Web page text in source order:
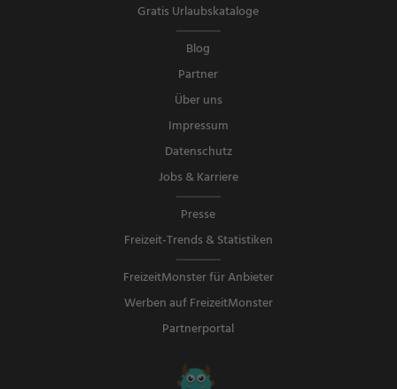
Gratis Urlaubskataloge
Blog
Partner
Über uns
Impressum
Datenschutz
Jobs & Karriere
Presse
Freizeit-Trends & Statistiken
FreizeitMonster für Anbieter
Werben auf FreizeitMonster
Partnerportal